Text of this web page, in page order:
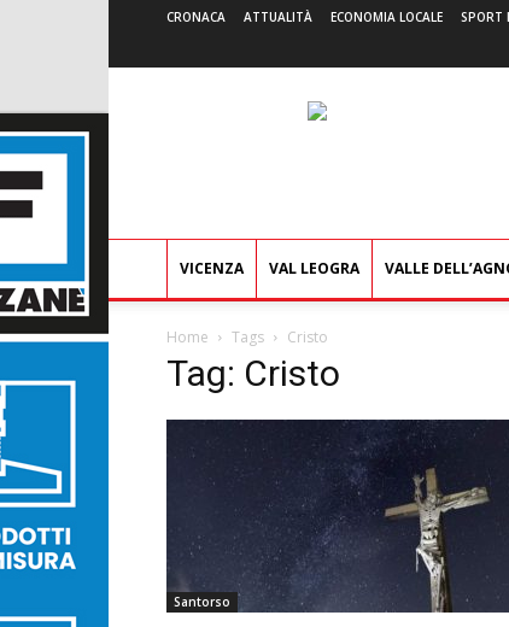
CRONACA ATTUALITÀ ECONOMIA LOCALE SPORT
VICENZA VAL LEOGRA VALLE
Home Tags Cristo
Tag: Cristo
Santorso